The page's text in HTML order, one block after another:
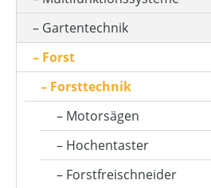
ASTSTÄRKE MAX (IN MM)
BETRIEBSART
FARBE (GERÄT)
Gartentechnik
Forst
Forsttechnik
Motorsägen
Hochentaster
Forstfreischneider